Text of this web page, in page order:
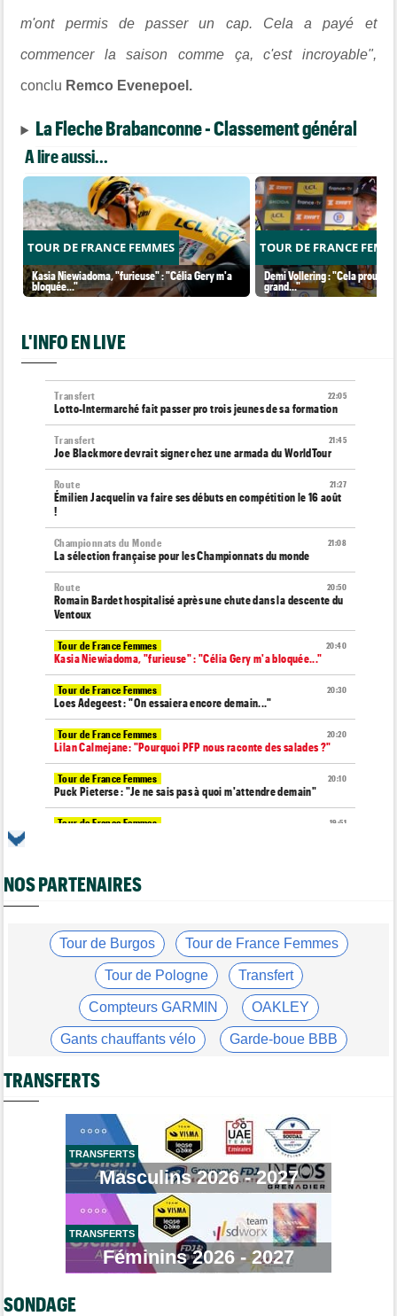
m'ont permis de passer un cap. Cela a payé et
commencer la saison comme ça, c'est incroyable",
conclu Remco Evenepoel.
La Fleche Brabanconne - Classement général
A lire aussi...
TOUR DE FRANCE FEMMES
Kasia Niewiadoma, "furieuse" : "Célia Gery m'a
bloquée..."
TOUR DE FRANCE
Demi Vollering : "Cela prouve
grand..."
L'INFO EN LIVE
22:05
Transfert
Lotto-Intermarché fait passer pro trois jeunes de sa formation
21:45
Transfert
Joe Blackmore devrait signer chez une armada du WorldTour
21:27
Route
Émilien Jacquelin va faire ses débuts en compétition le 16 août
!
21:08
Championnats du Monde
La sélection française pour les Championnats du monde
20:50
Route
Romain Bardet hospitalisé après une chute dans la descente du
Ventoux
20:40
Tour de France Femmes
Kasia Niewiadoma, "furieuse" : "Célia Gery m'a bloquée..."
20:30
Tour de France Femmes
Loes Adegeest : "On essaiera encore demain..."
20:20
Tour de France Femmes
Lilan Calmejane: "Pourquoi PFP nous raconte des salades ?"
20:10
Tour de France Femmes
Puck Pieterse : "Je ne sais pas à quoi m'attendre demain"
19:51
Tour de France Femmes
Felix Gall : "Ma 1ère victoire au général : un accomplissement !"
19:13
Tour de France Femmes
Demi Vollering : "Cela prouve que si on rêve en grand..."
Tour d'Espagne
Le parcours de la 20e étape modifié à cause d'éboulements
18:28
Route
Quels seront les prochains défis de Tadej Pogacar ?
Tour de France Femmes
Web-série : "Course toujours, dans les coulisses de la FDJ
United Series"
17:37
Route
Robert Gesink : "Le cyclisme moderne est beaucoup plus
propre..."
Tour de Pologne
Joao Almeida a dû abandonner après une chute
Louis Barré remporte la 6e étape et prend la 2e place du
NOS PARTENAIRES
Tour de Burgos Tour de France Femmes
Tour de Pologne Transfert
Compteurs GARMIN OAKLEY
Gants chauffants vélo Garde-boue BBB
Casque ABUS
TRANSFERTS
TRANSFERTS
Masculins 2026 - 2027
TRANSFERTS
Féminins 2026 - 2027
SONDAGE